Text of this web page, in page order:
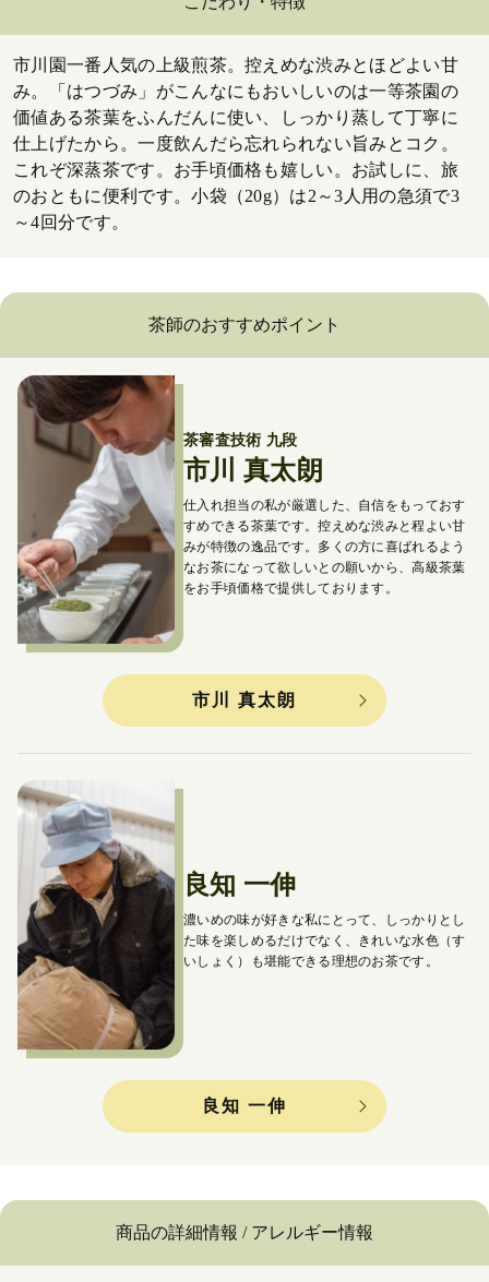
市川園一番人気の上級煎茶。控えめな渋みとほどよい甘
み。「はつづみ」がこんなにもおいしいのは一等茶園の
価値ある茶葉をふんだんに使い、しっかり蒸して丁寧に
仕上げたから。一度飲んだら忘れられない旨みとコク。
これぞ深蒸茶です。お手頃価格も嬉しい。お試しに、旅
のおともに便利です。小袋（20g）は2～3人用の急須で3
～4回分です。
茶師のおすすめポイント
茶審査技術 九段
市川 真太朗
仕入れ担当の私が厳選した、自信をもっておす
すめできる茶葉です。控えめな渋みと程よい甘
みが特徴の逸品です。 多くの方に喜ばれるよう
なお茶になって欲しいとの願いから、高級茶葉
をお手頃価格で提供しております。
市川 真太朗
良知 一伸
濃いめの味が好きな私にとって、しっかりとし
た味を楽しめるだけでなく、 きれいな水色（す
いしょく）も堪能できる理想のお茶です。
良知 一伸
商品の詳細情報 / アレルギー情報